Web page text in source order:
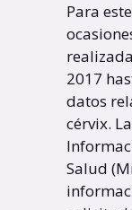
Para
2017
datos
cérvix.
Salud